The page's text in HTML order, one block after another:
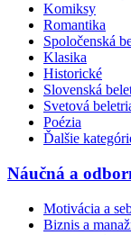
Komiksy
Romantika
Spoločenská
Klasika
Historické
Slovenská
Svetová
Poézia
Ďalšie
Náučná a
Motivácia a
Biznis a